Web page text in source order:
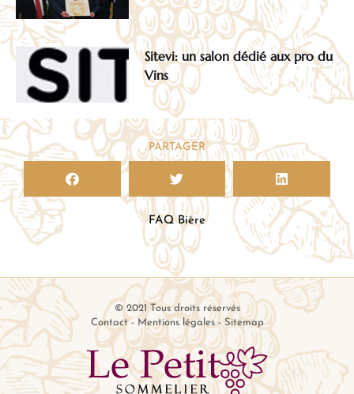
Sitevi: un salon dédié aux pro du
Vins
PARTAGER
FAQ Bière
© 2021 Tous droits réservés
Contact- Mentions légales-Sitemap